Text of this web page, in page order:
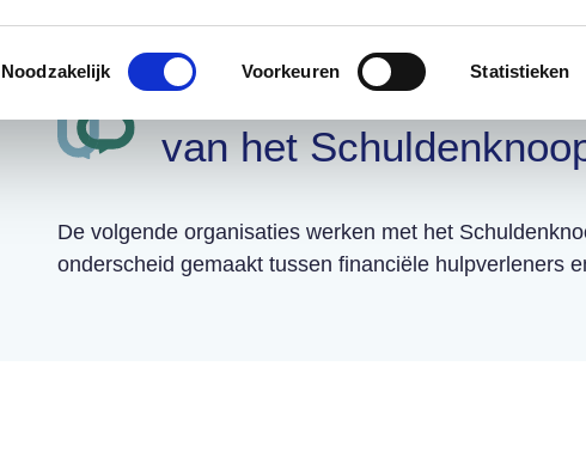
Toestemmingsselectie
Noodzakelijk Voorkeuren Statistieken
Huidige deelnemers
van het
De volgende organisaties werken met het
onderscheid gemaakt tussen financiële hulpverleners